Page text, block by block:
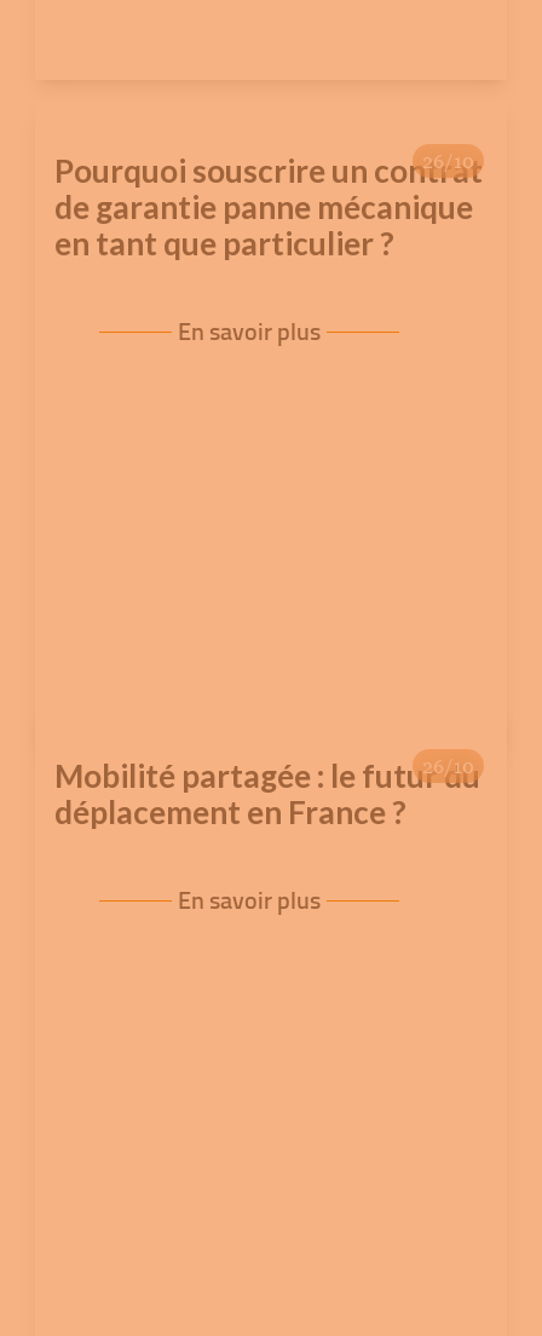
26/10
Pourquoi souscrire un contrat
de garantie panne mécanique
en tant que particulier ?
En savoir plus
26/10
Mobilité partagée : le futur du
déplacement en France ?
En savoir plus